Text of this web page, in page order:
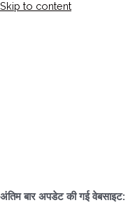
Skip to content
अंतिम बार अपडेट की गई वेबसाइट: